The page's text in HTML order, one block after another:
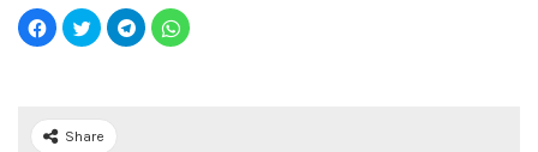
Share